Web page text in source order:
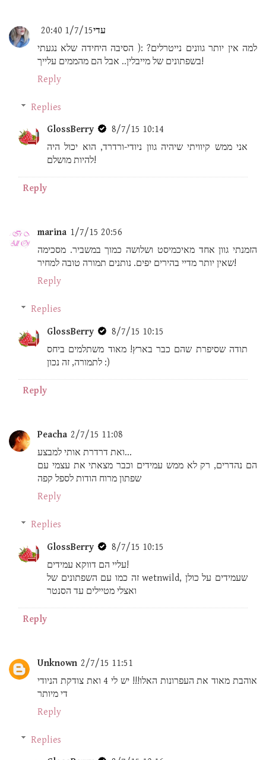
עדי1/7/15 20:40
למה אין יותר גוונים נייטרלים? :( הסיבה היחידה שלא נגעתי
בשפתונים של מייבלין.. אבל הם מהממים עלייך!
Reply
Replies
GlossBerry
8/7/15 10:14
אני ממש קיוויתי שיהיה גוון ניודי-ורדרד, הוא יכול היה
להיות מושלם!
Reply
marina 1/7/15 20:56
הזמנתי גוון אחד מאיכמיסט ושלושה כמוך במשביר. מסכימה
שאין יותר מדיי בהירים יפים. נותנים תמורה טובה למחיר!
Reply
Replies
GlossBerry
8/7/15 10:15
תודה שסיפרת שהם כבר בארץ! מאוד משתלמים ביחס
לתמורה, זה נכון :)
Reply
Peacha 2/7/15 11:08
ואת דרדרת אותי למבצע...
הם נהדרים, רק לא ממש עמידים וכבר מצאתי את עצמי עם
שפתון מרוח הודות לספל קפה
Reply
Replies
GlossBerry
8/7/15 10:15
עליי הם דווקא עמידים!
זה כמו עם השפתונים של wetnwild, שעמידים על כולן
ואצלי מטיילים עד הסנטר
Reply
Unknown 2/7/15 11:51
אוהבת מאוד את העפרונות האלו!!! יש לי 4 ואת צודקת הניודי
די מיותר
Reply
Replies